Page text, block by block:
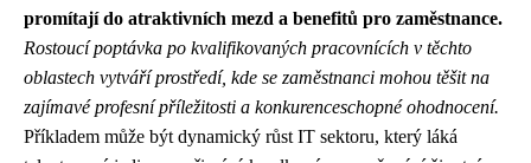
promítají do atraktivních mezd a benefitů pro zaměstnance.
Rostoucí poptávka po kvalifikovaných pracovnících v těchto
oblastech vytváří prostředí, kde se zaměstnanci mohou těšit na
zajímavé profesní příležitosti a konkurenceschopné ohodnocení.
Příkladem může být dynamický růst IT sektoru, který láká